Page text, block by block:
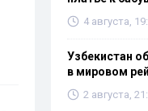
4 августа,
Узбекистан
в мировом
2 августа,